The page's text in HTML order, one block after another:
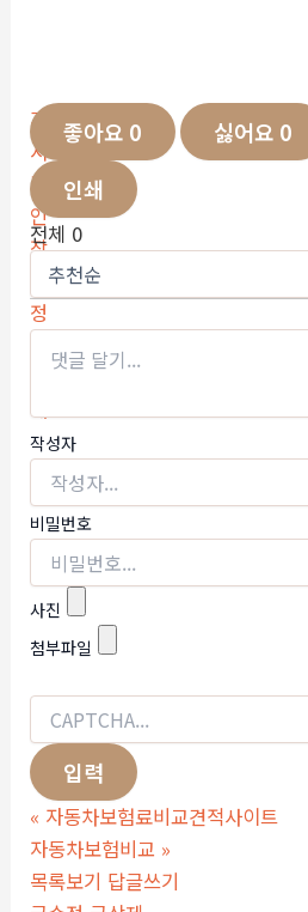
좋아요 0 싫어요 0
인쇄
전체 0
작성자
비밀번호
사진
첨부파일
« 자동차보험료비교견적사이트
자동차보험비교 »
목록보기 답글쓰기